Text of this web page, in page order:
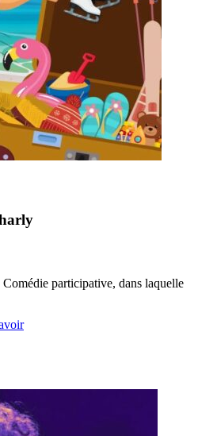
participative, dans laquelle